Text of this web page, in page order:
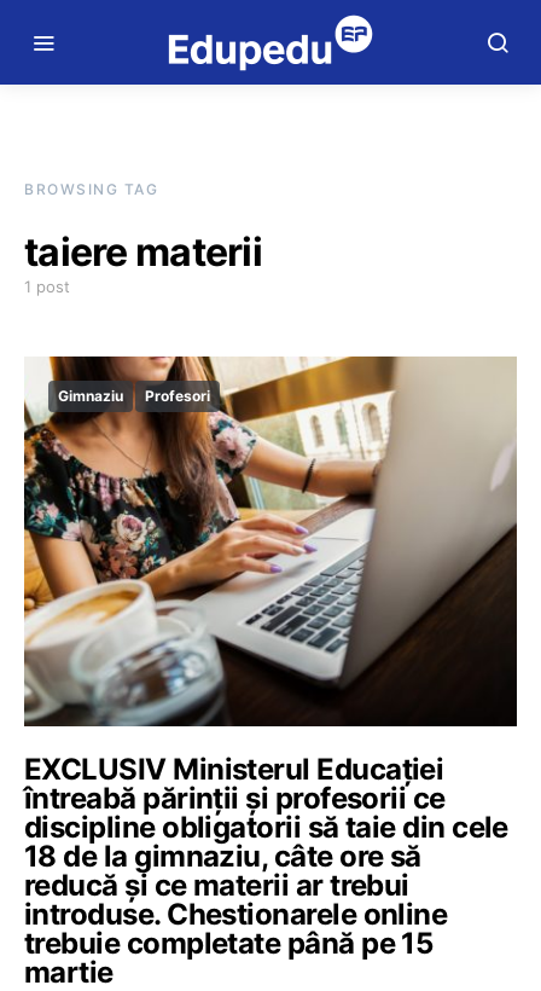
BROWSING TAG
taiere materii
1 post
Gimnaziu Profesori
EXCLUSIV Ministerul Educației
întreabă părinții și profesorii ce
discipline obligatorii să taie din cele
18 de la gimnaziu, câte ore să
reducă și ce materii ar trebui
introduse. Chestionarele online
trebuie completate până pe 15
martie